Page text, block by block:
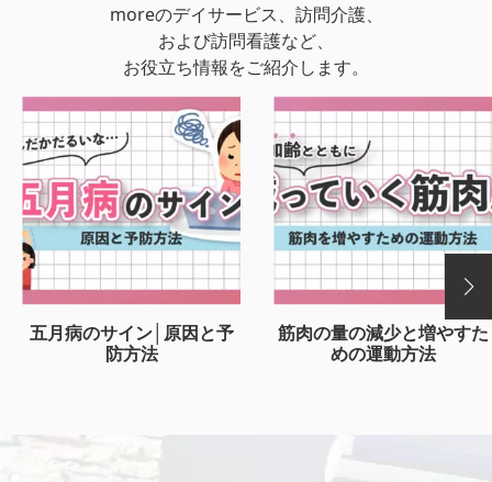
moreのデイサービス、訪問介護、
および訪問看護など、
お役立ち情報をご紹介します。
五月病のサイン│原因と予
防方法
筋肉の量の減少と増やすた
めの運動方法